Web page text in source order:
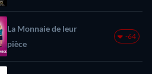
La Monnaie de leur
pièce
-64